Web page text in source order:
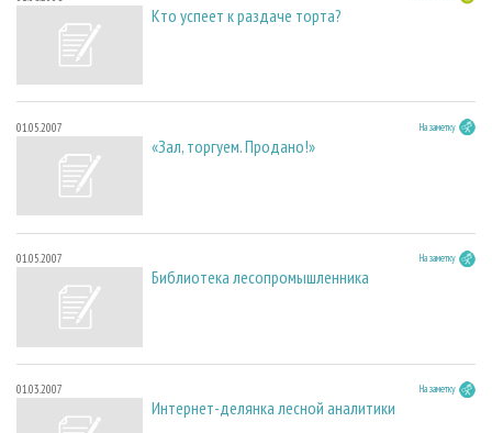
Кто успеет к раздаче торта?
01.05.2007 На заметку
«Зал, торгуем. Продано!»
01.05.2007 На заметку
Библиотека лесопромышленника
01.03.2007 На заметку
Интернет-делянка лесной аналитики